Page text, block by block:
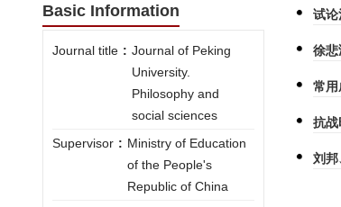
Basic Information
Journal title : Journal of Peking
University.
Philosophy and
social sciences
Supervisor : Ministry of Education
of the People's
Republic of China
试
徐
常
抗
刘